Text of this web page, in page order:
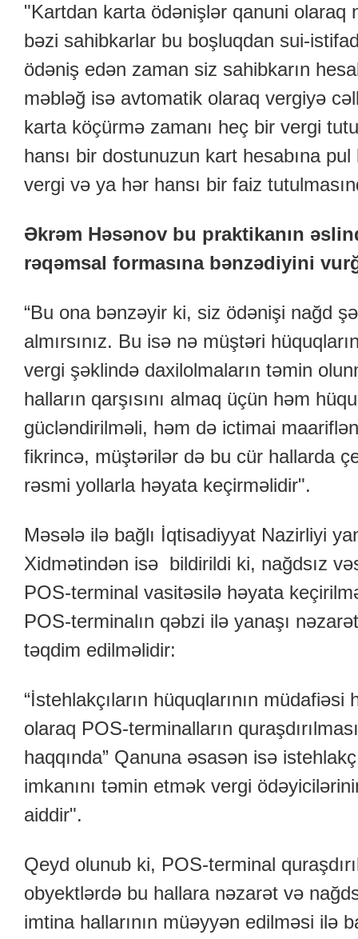
"Kartdan karta ödənişlər qanuni olaraq
bəzi sahibkarlar bu boşluqdan sui-
ödəniş edən zaman siz sahibkarın
məbləğ isə avtomatik olaraq vergiyə
karta köçürmə zamanı heç bir vergi
hansı bir dostunuzun kart hesabına
vergi və ya hər hansı bir faiz
Əkrəm Həsənov bu praktikanın
rəqəmsal formasına bənzədiyini
“Bu ona bənzəyir ki, siz ödənişi nağd
almırsınız. Bu isə nə müştəri
vergi şəklində daxilolmaların təmin
halların qarşısını almaq üçün həm
gücləndirilməli, həm də ictimai
fikrincə, müştərilər də bu cür hallarda
rəsmi yollarla həyata keçirməlidir".
Məsələ ilə bağlı İqtisadiyyat Nazirliyi
Xidmətindən isə bildirildi ki, nağdsız
POS-terminal vasitəsilə həyata
POS-terminalın qəbzi ilə yanaşı
təqdim edilməlidir:
“İstehlakçıların hüquqlarının müdafiəsi
olaraq POS-terminalların
haqqında” Qanuna əsasən isə
imkanını təmin etmək vergi
aiddir".
Qeyd olunub ki, POS-terminal
obyektlərdə bu hallara nəzarət və
imtina hallarının müəyyən edilməsi ilə